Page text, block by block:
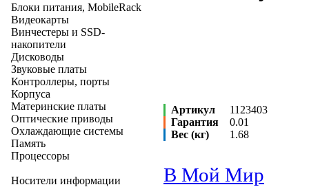
Блоки питания, MobileRack
Видеокарты
Винчестеры и SSD-
накопители
Дисководы
Звуковые платы
Контроллеры, порты
Корпуса
Материнские платы
Оптические приводы
Охлаждающие системы
Память
Процессоры
Носители информации
Артикул
1123403
Гарантия
0.01
Вес (кг)
1.68
В Мой Мир